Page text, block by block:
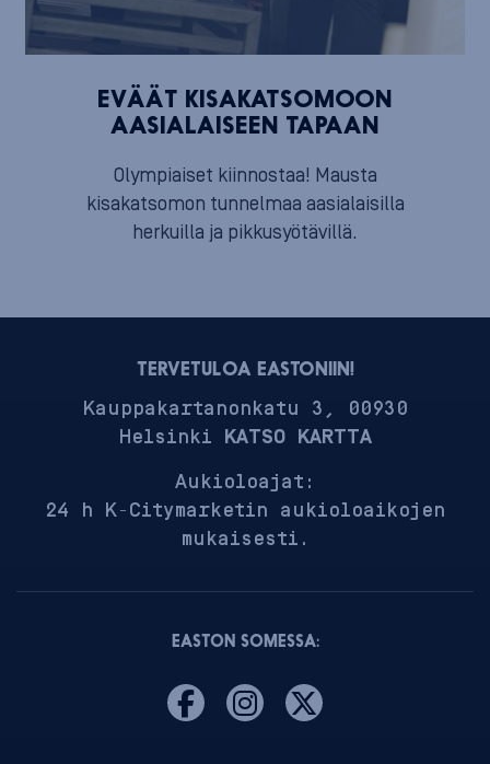
EVÄÄT KISAKATSOMOON
AASIALAISEEN TAPAAN
Olympiaiset kiinnostaa! Mausta
kisakatsomon tunnelmaa aasialaisilla
herkuilla ja pikkusyötävillä.
TERVETULOA EASTONIIN!
Kauppakartanonkatu 3, 00930
Helsinki KATSO KARTTA
Aukioloajat:
24 h K-Citymarketin aukioloaikojen
mukaisesti.
EASTON SOMESSA: